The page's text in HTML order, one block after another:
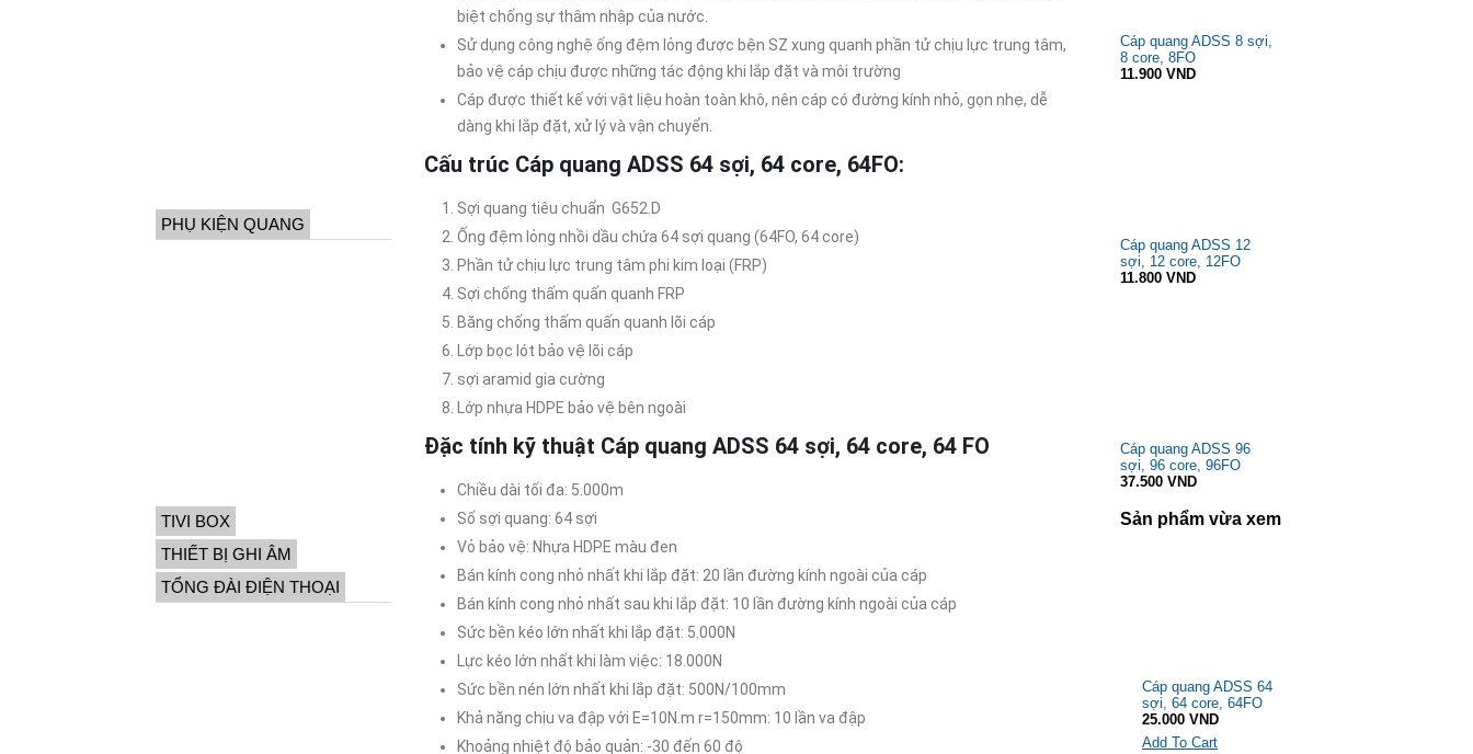
PHỤ KIỆN QUANG
TIVI BOX
THIẾT BỊ GHI ÂM
TỔNG ĐÀI ĐIỆN THOẠI
biệt chống sự thâm nhập của nước.
Sử dụng công nghệ ống đệm lỏng được bện SZ xung quanh phần tử chịu lực trung tâm,
bảo vệ cáp chịu được những tác động khi lắp đặt và môi trường
Cáp được thiết kế với vật liệu hoàn toàn khô, nên cáp có đường kính nhỏ, gọn nhẹ, dễ
dàng khi lắp đặt, xử lý và vận chuyển.
Cấu trúc Cáp quang ADSS 64 sợi, 64 core, 64FO:
Sợi quang tiêu chuẩn G652.D
Ống đệm lỏng nhồi dầu chứa 64 sợi quang (64FO, 64 core)
Phần tử chịu lực trung tâm phi kim loại (FRP)
Sợi chống thấm quấn quanh FRP
Băng chống thấm quấn quanh lõi cáp
Lớp bọc lót bảo vệ lõi cáp
sợi aramid gia cường
Lớp nhựa HDPE bảo vệ bên ngoài
Đặc tính kỹ thuật Cáp quang ADSS 64 sợi, 64 core, 64 FO
Chiều dài tối đa: 5.000m
Số sợi quang: 64 sợi
Vỏ bảo vệ: Nhựa HDPE màu đen
Bán kính cong nhỏ nhất khi lắp đặt: 20 lần đường kính ngoài của cáp
Bán kính cong nhỏ nhất sau khi lắp đặt: 10 lần đường kính ngoài của cáp
Sức bền kéo lớn nhất khi lắp đặt: 5.000N
Lực kéo lớn nhất khi làm việc: 18.000N
Sức bền nén lớn nhất khi lắp đặt: 500N/100mm
Khả năng chịu va đập với E=10N.m r=150mm: 10 lần va đập
Khoảng nhiệt độ bảo quản: -30 đến 60 độ
Cáp quang ADSS 8 sợi,
8 core, 8FO
11.900 VND
Cáp quang ADSS 12
sợi, 12 core, 12FO
11.800 VND
Cáp quang ADSS 96
sợi, 96 core, 96FO
37.500 VND
Sản phẩm vừa xem
Cáp quang ADSS 64
sợi, 64 core, 64FO
25.000 VND
Add To Cart